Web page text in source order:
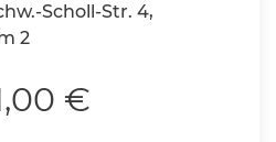
Scholl-Str. 4,
2
€